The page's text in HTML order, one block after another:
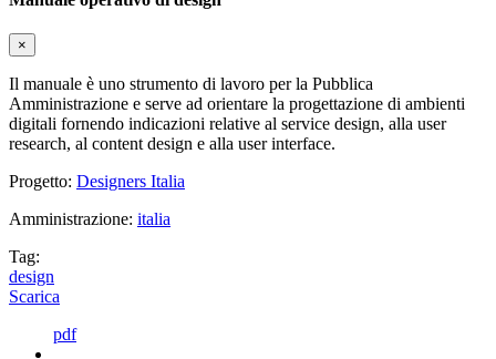
×
Il manuale è uno strumento di lavoro per la Pubblica
Amministrazione e serve ad orientare la progettazione di ambienti
digitali fornendo indicazioni relative al service design, alla user
research, al content design e alla user interface.
Progetto: Designers Italia
Amministrazione: italia
Tag:
design
Scarica
pdf